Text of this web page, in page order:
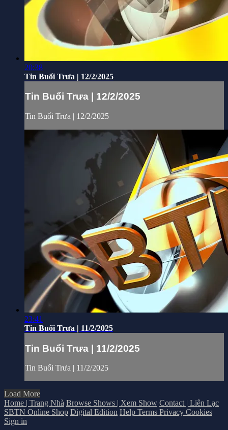
20:38
Tin Buổi Trưa | 12/2/2025
Tin Buổi Trưa | 12/2/2025
Tin Buổi Trưa | 12/2/2025
23:41
Tin Buổi Trưa | 11/2/2025
Tin Buổi Trưa | 11/2/2025
Tin Buổi Trưa | 11/2/2025
Load More
Home | Trang Nhà Browse Shows | Xem Show Contact | Liên Lạc
SBTN Online Shop Digital Edition Help Terms Privacy Cookies
Sign in